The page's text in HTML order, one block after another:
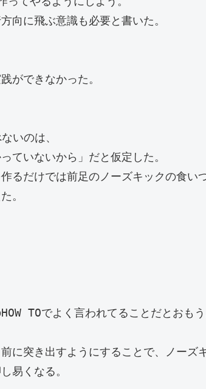
向に飛ぶ意識も必要と書いた。
ができなかった。
いのは、
ていないから」だと仮定した。
るだけでは前足のノーズキックの食い
。
TOでよく言われてることだとおもう
に突き出すようにすることで、ノーズ
易くなる。